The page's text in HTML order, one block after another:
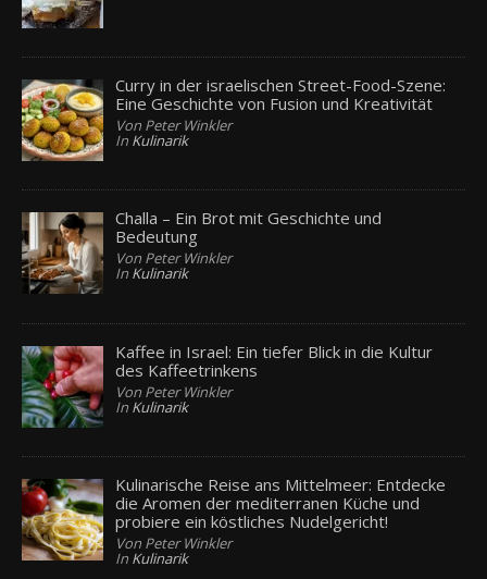
Curry in der israelischen Street-Food-Szene:
Eine Geschichte von Fusion und Kreativität
Von Peter Winkler
In Kulinarik
Challa – Ein Brot mit Geschichte und
Bedeutung
Von Peter Winkler
In Kulinarik
Kaffee in Israel: Ein tiefer Blick in die Kultur
des Kaffeetrinkens
Von Peter Winkler
In Kulinarik
Kulinarische Reise ans Mittelmeer: Entdecke
die Aromen der mediterranen Küche und
probiere ein köstliches Nudelgericht!
Von Peter Winkler
In Kulinarik